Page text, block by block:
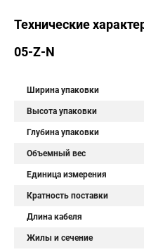
Технические
05-Z-N
Ширина упаковки
Высота упаковки
Глубина упаковки
Объемный вес
Единица измерения
Кратность поставки
Длина кабеля
Жилы и сечение